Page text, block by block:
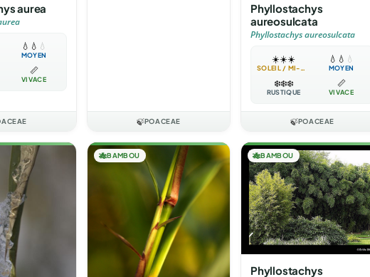
aurea
💧 💧 💧
MOYEN
📏
VIVACE
🍃POACEAE
Phyllostachys
aureosulcata
Phyllostachys aureosulcata
☀️☀️☀️
SOLEIL / MI-OMBRE
💧 💧 💧
MOYEN
❄️❄️❄️
RUSTIQUE
📏
VIVACE
🍃POACEAE
🎋BAMBOU 🎋BAMBOU
Phyllostachys